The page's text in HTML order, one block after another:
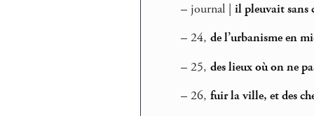
– journal | il pleuvait sans
– 24, de l’urbanisme en
– 25, des lieux où on ne
– 26, fuir la ville, et des